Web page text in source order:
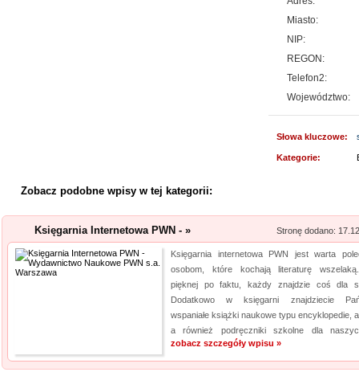
Producent
Szukasz godnego zaufania
przejrzyj naszą propozycję.
pasteryzacji i szereg innych
Lema24.pl -
Jest to zarówno odzież
znajdzie dla siebie
Profile aluminiowe
Jesteśmy firmą
napraw. Prowadzony przez
produktów, przydatnych tak
obejmuje m. in. wytrzymałe
Miasto:
NIP:
REGON:
Telefon2:
Województwo:
Słowa kluczowe:
Kategorie:
Zobacz podobne wpisy w tej kategorii:
Księgarnia Internetowa PWN - » Stronę dodano:
Księgarnia internetowa PWN jest warta
osobom, które kochają literaturę
pięknej po faktu, każdy znajdzie coś dla
Dodatkowo w księgarni znajdziecie
wspaniałe książki naukowe typu encyklopedie,
a również podręczniki szkolne dla
zobacz szczegóły wpisu »